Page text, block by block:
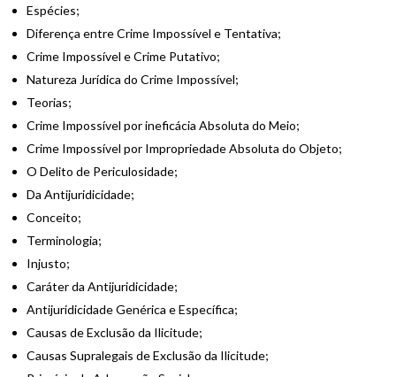
Espécies;
Diferença entre Crime Impossível e Tentativa;
Crime Impossível e Crime Putativo;
Natureza Jurídica do Crime Impossível;
Teorias;
Crime Impossível por ineficácia Absoluta do Meio;
Crime Impossível por Impropriedade Absoluta do Objeto;
O Delito de Periculosidade;
Da Antijuridicidade;
Conceito;
Terminologia;
Injusto;
Caráter da Antijuridicidade;
Antijuridicidade Genérica e Específica;
Causas de Exclusão da Ilicitude;
Causas Supralegais de Exclusão da Ilicitude;